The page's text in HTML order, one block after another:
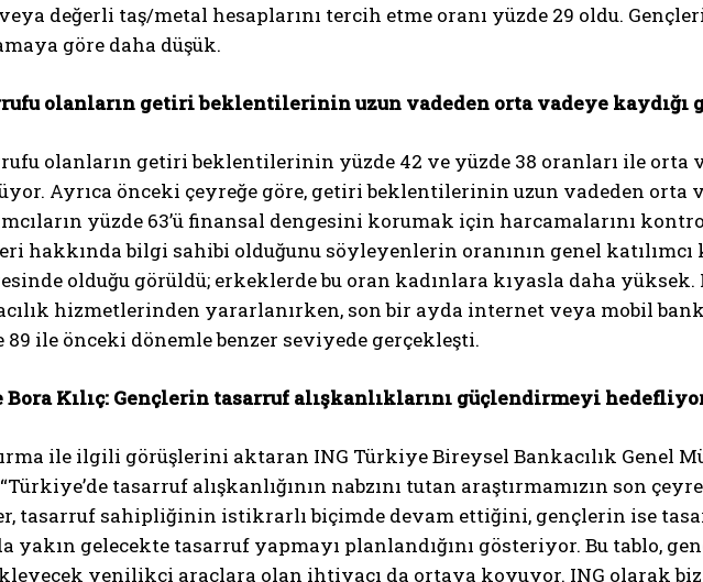
değerli taş/metal hesaplarını tercih etme oranı yüzde 29 oldu.
göre daha düşük.
olanların getiri beklentilerinin uzun vadeden orta vadeye kaydığı
olanların getiri beklentilerinin yüzde 42 ve yüzde 38 oranları ile orta
Ayrıca önceki çeyreğe göre, getiri beklentilerinin uzun vadeden orta
yüzde 63’ü finansal dengesini korumak için harcamalarını
hakkında bilgi sahibi olduğunu söyleyenlerin oranının genel
olduğu görüldü; erkeklerde bu oran kadınlara kıyasla daha yüksek.
hizmetlerinden yararlanırken, son bir ayda internet veya mobil
89 ile önceki dönemle benzer seviyede gerçekleşti.
Bora Kılıç: Gençlerin tasarruf alışkanlıklarını güçlendirmeyi
ile ilgili görüşlerini aktaran ING Türkiye Bireysel Bankacılık Genel
“Türkiye’de tasarruf alışkanlığının nabzını tutan araştırmamızın son
tasarruf sahipliğinin istikrarlı biçimde devam ettiğini, gençlerin ise
yakın gelecekte tasarruf yapmayı planlandığını gösteriyor. Bu tablo,
yenilikçi araçlara olan ihtiyacı da ortaya koyuyor. ING olarak